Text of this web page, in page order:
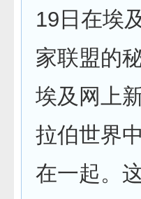
19日在埃
家联盟的
埃及网上
拉伯世界
在一起。